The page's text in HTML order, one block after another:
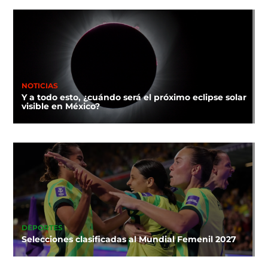
NOTICIAS
Y a todo esto, ¿cuándo será el próximo eclipse solar
visible en México?
DEPORTES
Selecciones clasificadas al Mundial Femenil 2027